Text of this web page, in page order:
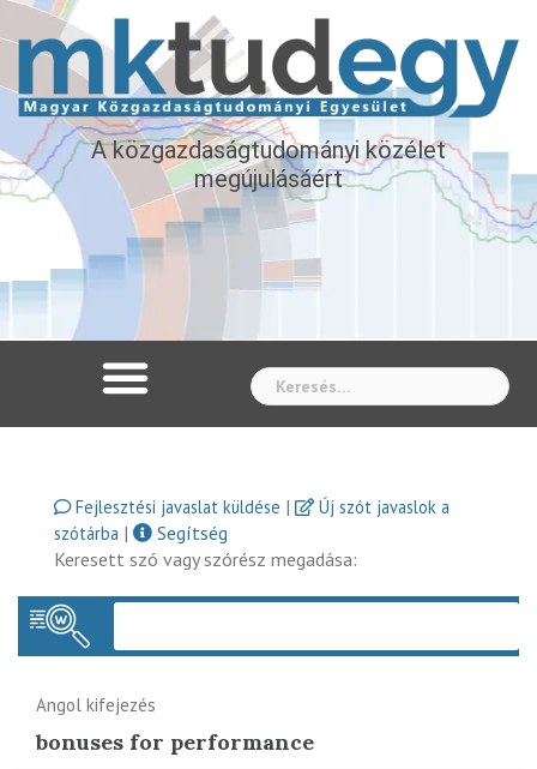
A közgazdaságtudományi közélet
megújulásáért
Fejlesztési javaslat küldése |
Új szót javaslok a
szótárba |
Segítség
Keresett szó vagy szórész megadása:
Angol kifejezés
bonuses for performance